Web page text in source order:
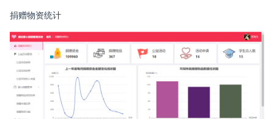
捐赠物资统计